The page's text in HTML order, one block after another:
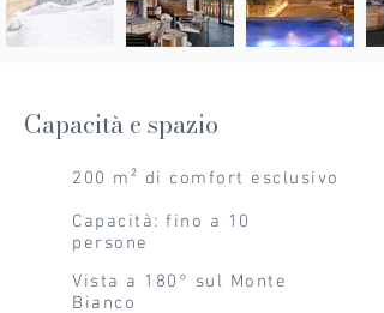
Capacità e spazio
200 m² di comfort esclusivo
Capacità: fino a 10
persone
Vista a 180° sul Monte
Bianco